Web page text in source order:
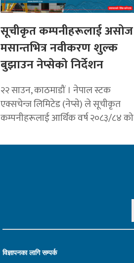
सूचीकृत कम्पनीहरूलाई असोज
मसान्तभित्र नवीकरण शुल्क
बुझाउन नेप्सेको निर्देशन
२२ साउन, काठमाडौं । नेपाल स्टक
एक्सचेन्ज लिमिटेड (नेप्से) ले सूचीकृत
कम्पनीहरूलाई आर्थिक वर्ष २०८३/८४ को
विज्ञापनका लागि सम्पर्क